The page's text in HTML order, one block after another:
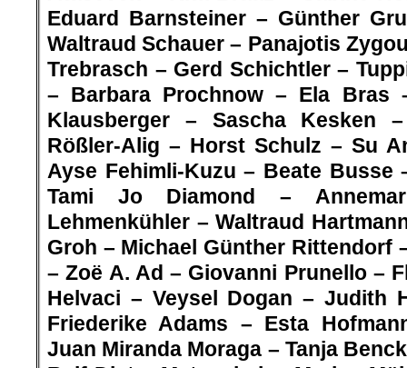
Eduard Barnsteiner – Günther
Waltraud Schauer – Panajotis
Trebrasch – Gerd Schichtler –
– Barbara Prochnow – Ela Bras
Klausberger – Sascha Kesken
Rößler-Alig – Horst Schulz – Su
Ayse Fehimli-Kuzu – Beate Busse
Tami Jo Diamond –
Lehmenkühler – Waltraud
Groh – Michael Günther Rittendorf
–Zoë A. Ad – Giovanni Prunello –
Helvaci – Veysel Dogan – Judith
Friederike Adams – Esta
Juan Miranda Moraga – Tanja